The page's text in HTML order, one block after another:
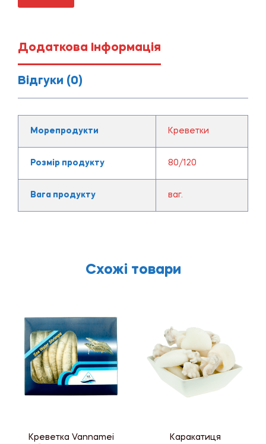
Додаткова Інформація
Відгуки (0)
Морепродукти Креветки
Розмір продукту 80/120
Вага продукту ваг.
Схожі товари
Креветка Vannamei
Каракатиця